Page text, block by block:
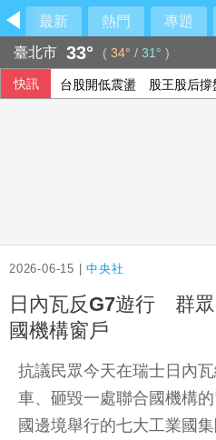
最新 熱門 專題
臺北市 33° ( 34° / 31° )
快訊 台股開低震盪 股王股后撐
2026-06-15 |中央社
日內瓦反G7遊行 群
國機構窗戶
抗議民眾今天在瑞士日內
車、砸毀一處聯合國機構
國邊境舉行的七大工業國